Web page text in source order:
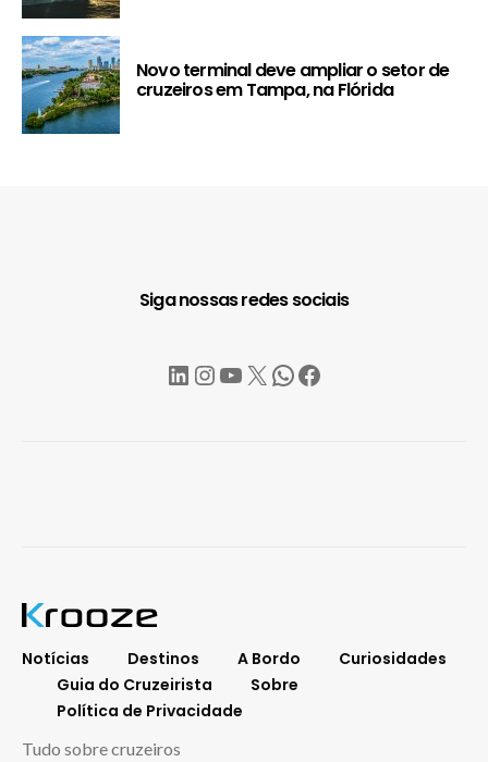
Novo terminal deve ampliar o setor de
cruzeiros em Tampa, na Flórida
Siga nossas redes sociais
LinkedIn
Instagram
YouTube
X WhatsApp
Facebook
Notícias Destinos A Bordo
Curiosidades
Guia do Cruzeirista
Sobre
Política de Privacidade
Tudo sobre cruzeiros